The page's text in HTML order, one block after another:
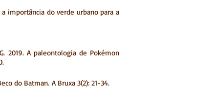
a importância do verde urbano para a
2019. A paleontologia de Pokémon
do Batman. A Bruxa 3(2): 21-34.